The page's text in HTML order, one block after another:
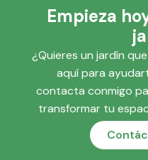
Empieza
¿Quieres un jardín
aquí para
contacta conmigo
transformar tu